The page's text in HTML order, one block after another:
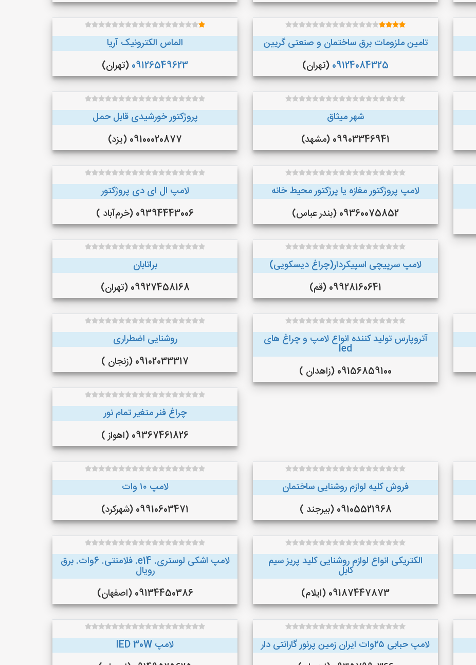
تامین ملزومات برق ساختمان و صنعتی گریین
09124084325 (تهران)
الماس الکترونیک آریا
09126549623 (تهران)
شهر میثاق
09903346941 (مشهد)
پروژکتور خورشیدی قابل حمل
09100020877 (یزد)
لامپ پروژکتور مغازه یا پرژکتور محیط خانه
09360075852 (بندر عباس)
لامپ ال ای دی پروژکتور
09394443006 (خرم‌آباد )
لامپ سرپیچی اسپیکردار(چراغ دیسکویی)
09928160641 (قم)
براتابان
09927458168 (تهران)
آتروپارس تولید کننده انواع لامپ و چراغ های
led
09156859100 (زاهدان )
روشنایی اضطراری
09102033317 (زنجان )
چراغ فنر متغیر تمام نور
09367461826 (اهواز )
فروش کلیه لوازم روشنایی ساختمان
09105521968 (بیرجند )
لامپ ۱۰ وات
09910603471 (شهرکرد)
الکتریکی انواع لوازم روشنایی کلید پریز سیم
کابل
09187447873 (ایلام)
لامپ اشکی لوستری. e14. فلامنتی. 6وات. برق
رویال
09134450386 (اصفهان)
لامپ حبابی ۲۵وات ایران زمین پرنور گارانتی دار
لامپ lED 30W